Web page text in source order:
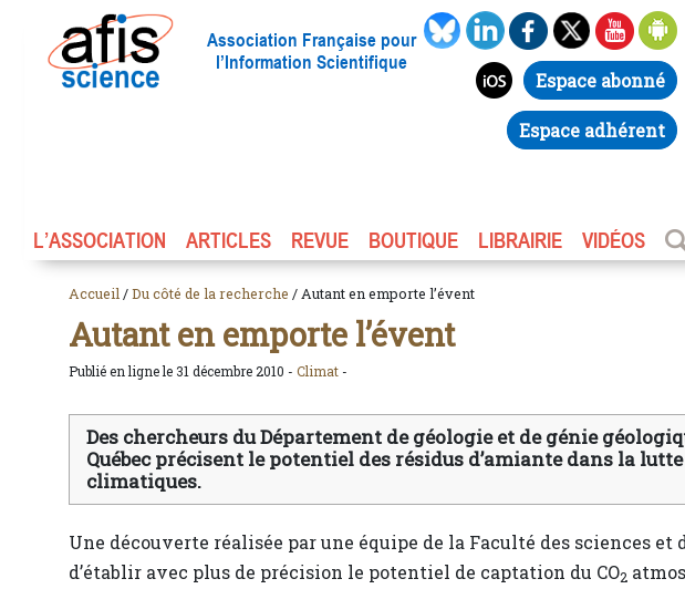
Association Française pour
l’Information Scientifique
Espace abonné
Espace adhérent
L’ASSOCIATION ARTICLES REVUE BOUTIQUE LIBRAIRIE VIDÉOS
Accueil /Du côté de la recherche / Autant en emporte l’évent
Autant en emporte l’évent
Publié en ligne le 31 décembre 2010 - Climat -
Des chercheurs du Département de géologie et de génie
Québec précisent le potentiel des résidus d’amiante dans la
climatiques.
Une découverte réalisée par une équipe de la Faculté des sciences
d’établir avec plus de précision le potentiel de captation du CO2